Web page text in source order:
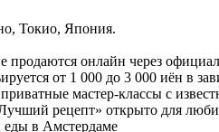
Токио, Япония.
продаются онлайн через
от 1 000 до 3 000 иён в
мастер-классы с
рецепт» открыто для
еды в Амстердаме